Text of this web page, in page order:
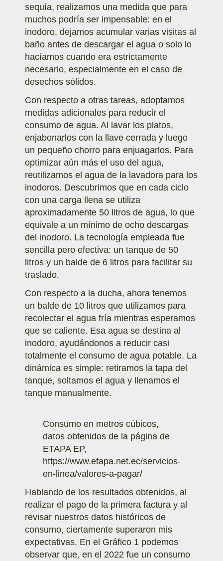
sequía, realizamos una medida que para
muchos podría ser impensable: en el
inodoro, dejamos acumular varias visitas al
baño antes de descargar el agua o solo lo
hacíamos cuando era estrictamente
necesario, especialmente en el caso de
desechos sólidos.
Con respecto a otras tareas, adoptamos
medidas adicionales para reducir el
consumo de agua. Al lavar los platos,
enjabonarlos con la llave cerrada y luego
un pequeño chorro para enjuagarlos. Para
optimizar aún más el uso del agua,
reutilizamos el agua de la lavadora para los
inodoros. Descubrimos que en cada ciclo
con una carga llena se utiliza
aproximadamente 50 litros de agua, lo que
equivale a un mínimo de ocho descargas
del inodoro. La tecnología empleada fue
sencilla pero efectiva: un tanque de 50
litros y un balde de 6 litros para facilitar su
traslado.
Con respecto a la ducha, ahora tenemos
un balde de 10 litros que utilizamos para
recolectar el agua fría mientras esperamos
que se caliente. Esa agua se destina al
inodoro, ayudándonos a reducir casi
totalmente el consumo de agua potable. La
dinámica es simple: retiramos la tapa del
tanque, soltamos el agua y llenamos el
tanque manualmente.
Consumo en metros cúbicos,
datos obtenidos de la página de
ETAPA EP,
https://www.etapa.net.ec/servicios-
en-linea/valores-a-pagar/
Hablando de los resultados obtenidos, al
realizar el pago de la primera factura y al
revisar nuestros datos históricos de
consumo, ciertamente superaron mis
expectativas. En el Gráfico 1 podemos
observar que, en el 2022 fue un consumo